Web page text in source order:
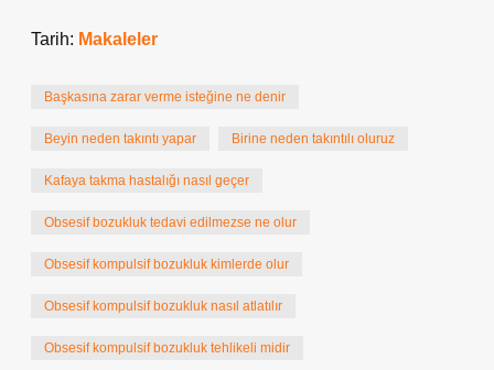
Tarih: Makaleler
Başkasına zarar verme isteğine ne denir
Beyin neden takıntı yapar Birine neden takıntılı oluruz
Kafaya takma hastalığı nasıl geçer
Obsesif bozukluk tedavi edilmezse ne olur
Obsesif kompulsif bozukluk kimlerde olur
Obsesif kompulsif bozukluk nasıl atlatılır
Obsesif kompulsif bozukluk tehlikeli midir